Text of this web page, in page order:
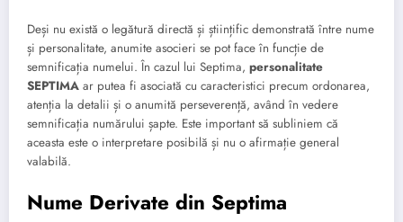
Deși nu există o legătură directă și științific demonstrată între nume
și personalitate, anumite asocieri se pot face în funcție de
semnificația numelui. În cazul lui Septima, personalitate
SEPTIMA ar putea fi asociată cu caracteristici precum ordonarea,
atenția la detalii și o anumită perseverență, având în vedere
semnificația numărului șapte. Este important să subliniem că
aceasta este o interpretare posibilă și nu o afirmație general
valabilă.
Nume Derivate din Septima